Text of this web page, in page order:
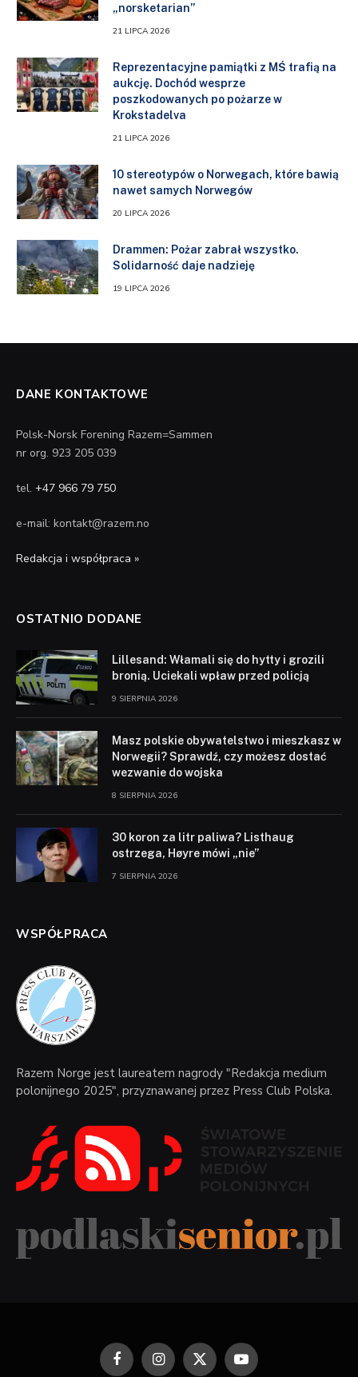
„norsketarian”
21 LIPCA 2026
Reprezentacyjne pamiątki z MŚ trafią na
aukcję. Dochód wesprze
poszkodowanych po pożarze w
Krokstadelva
21 LIPCA 2026
10 stereotypów o Norwegach, które bawią
nawet samych Norwegów
20 LIPCA 2026
Drammen: Pożar zabrał wszystko.
Solidarność daje nadzieję
19 LIPCA 2026
DANE KONTAKTOWE
Polsk-Norsk Forening Razem=Sammen
nr org. 923 205 039
tel. +47 966 79 750
e-mail: kontakt@razem.no
Redakcja i współpraca »
OSTATNIO DODANE
Lillesand: Włamali się do hytty i grozili
bronią. Uciekali wpław przed policją
9 SIERPNIA 2026
Masz polskie obywatelstwo i mieszkasz w
Norwegii? Sprawdź, czy możesz dostać
wezwanie do wojska
8 SIERPNIA 2026
30 koron za litr paliwa? Listhaug
ostrzega, Høyre mówi „nie”
7 SIERPNIA 2026
WSPÓŁPRACA
Razem Norge jest laureatem nagrody "Redakcja medium
polonijnego 2025", przyznawanej przez Press Club Polska.
FacebookInstagram
X
YouTube